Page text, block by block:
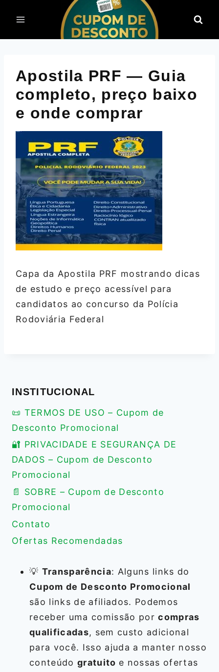
para
o
Apostila PRF — Guia
completo, preço baixo
e onde comprar
Capa da Apostila PRF mostrando dicas
de estudo e preço acessível para
candidatos ao concurso da Polícia
Rodoviária Federal
INSTITUCIONAL
📜 TERMOS DE USO – Cupom de
Desconto Promocional
🔐 PRIVACIDADE E SEGURANÇA DE
DADOS – Cupom de Desconto
Promocional
📄 SOBRE – Cupom de Desconto
Promocional
Contato
Ofertas Recomendadas
💡 Transparência: Alguns links do
Cupom de Desconto Promocional
são links de afiliados. Podemos
receber uma comissão porcompras
qualificadas, sem custo adicional
para você. Isso ajuda a manter nosso
conteúdo gratuito e nossas ofertas